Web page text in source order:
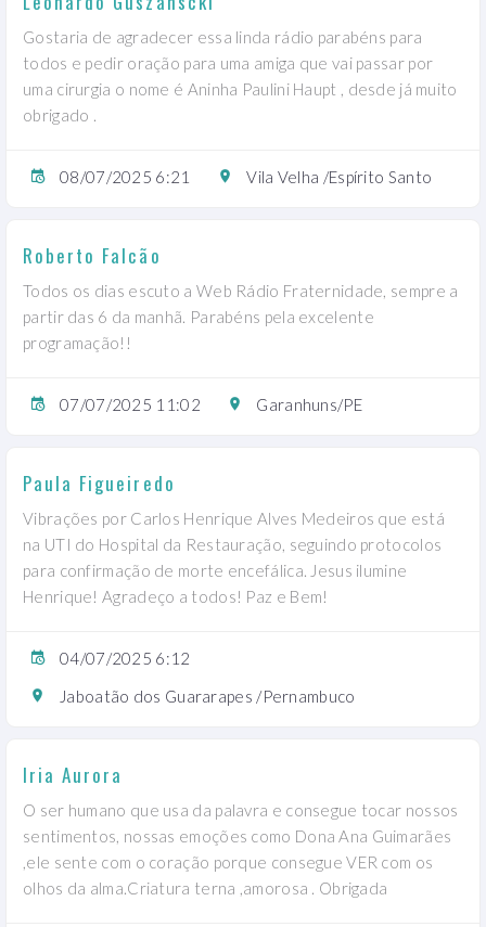
Gostaria de agradecer essa linda rádio parabéns para
todos e pedir oração para uma amiga que vai passar por
uma cirurgia o nome é Aninha Paulini Haupt , desde já muito
obrigado .
08/07/2025 6:21 Vila Velha /Espírito Santo
Roberto Falcão
Todos os dias escuto a Web Rádio Fraternidade, sempre a
partir das 6 da manhã. Parabéns pela excelente
programação!!
07/07/2025 11:02 Garanhuns/PE
Paula Figueiredo
Vibrações por Carlos Henrique Alves Medeiros que está
na UTI do Hospital da Restauração, seguindo protocolos
para confirmação de morte encefálica. Jesus ilumine
Henrique! Agradeço a todos! Paz e Bem!
04/07/2025 6:12
Jaboatão dos Guararapes /Pernambuco
Iria Aurora
O ser humano que usa da palavra e consegue tocar nossos
sentimentos, nossas emoções como Dona Ana Guimarães
,ele sente com o coração porque consegue VER com os
olhos da alma.Criatura terna ,amorosa . Obrigada